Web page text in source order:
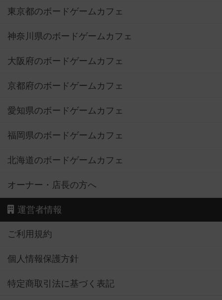
東京都のボードゲームカフェ
神奈川県のボードゲームカフェ
大阪府のボードゲームカフェ
京都府のボードゲームカフェ
愛知県のボードゲームカフェ
福岡県のボードゲームカフェ
北海道のボードゲームカフェ
オーナー・店長の方へ
運営者情報
ご利用規約
個人情報保護方針
特定商取引法に基づく表記